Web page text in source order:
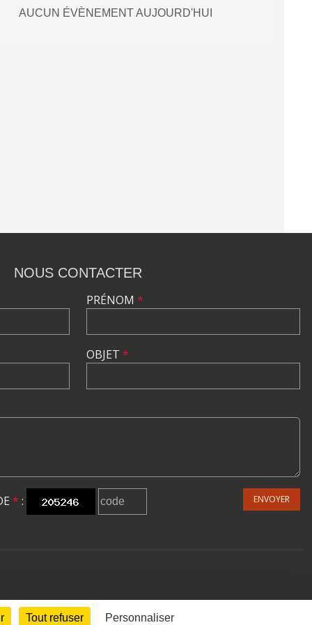
AUCUN ÉVÈNEMENT AUJOURD'HUI
NOUS CONTACTER
PRÉNOM *
OBJET *
* : ENVOYER
Tout refuser Personnaliser